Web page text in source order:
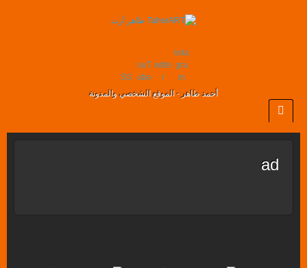
nsta
gra
m
witte
r
ouT
ube
SS
أحمد طاهر - الموقع الشخصي والمدونة
ad